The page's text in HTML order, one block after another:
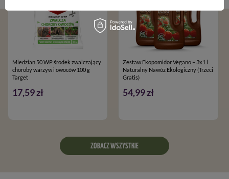
Miedzian 50 WP środek zwalczający
choroby warzyw i owoców 100 g
Target
17,59 zł
Zestaw Ekopomidor Vegano – 3x1 l
Naturalny Nawóz Ekologiczny (Trzeci
Gratis)
54,99 zł
ZOBACZ WSZYSTKIE